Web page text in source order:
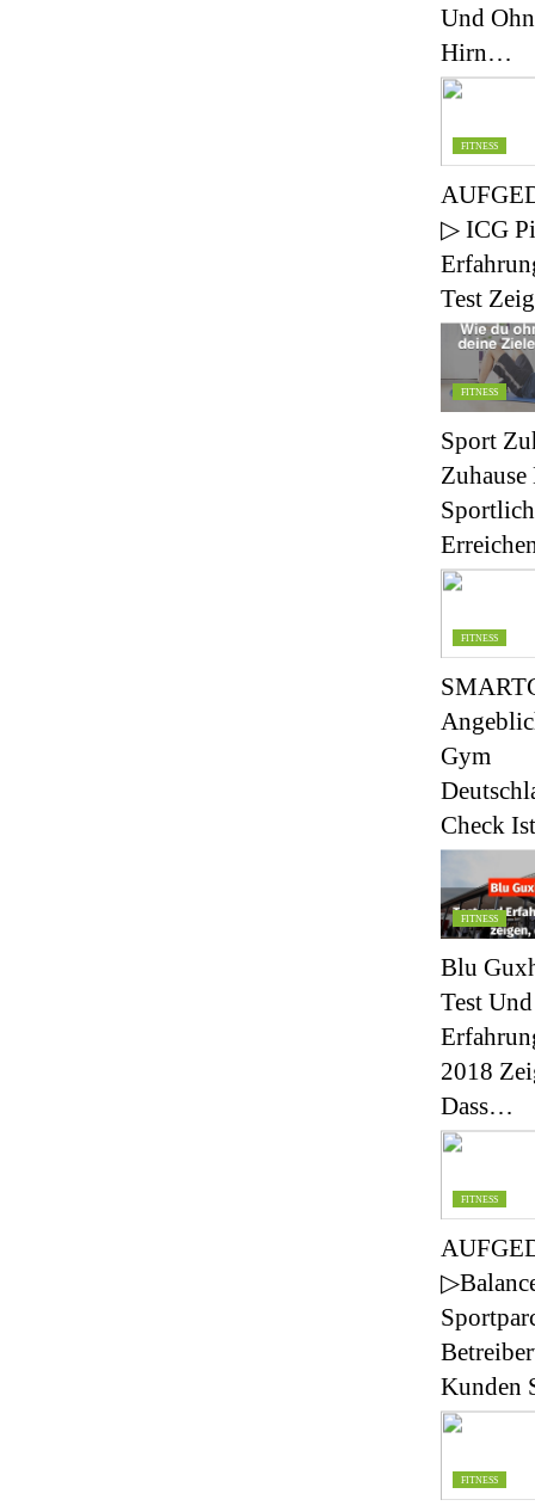
Und
Hirn…
FITNESS
▷ ICG
Test
FITNESS
Sport
Zuhause
FITNESS
Gym
Check
FITNESS
Blu
Test Und
2018
Dass…
FITNESS
Kunden
FITNESS